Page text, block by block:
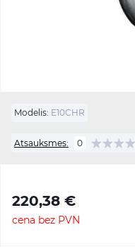
Modelis: E10CHR
Atsauksmes: 0
220,38 €
cena bez PVN